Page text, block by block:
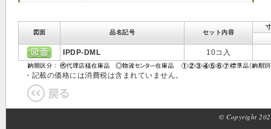
図面 品名記号 セット内容
IPDP-DML 10コ入
・記載の価格には消費税は含まれていません。
© Copyright